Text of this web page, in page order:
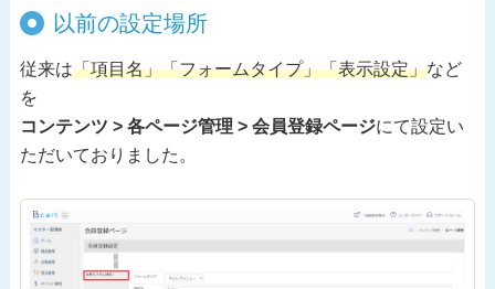
以前の設定場所
従来は「項目名」「フォームタイプ」「表示設定」など
を
コンテンツ > 各ページ管理 > 会員登録ページにて設定い
ただいておりました。